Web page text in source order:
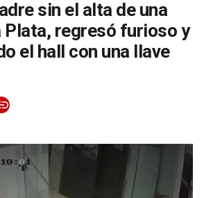
sin el alta de una
Plata, regresó furioso y
el hall con una llave